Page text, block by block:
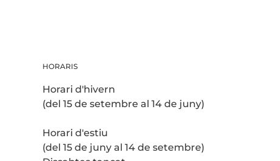
HORARIS
Horari d'hivern
(del 15 de setembre al 14 de juny)
Horari d'estiu
(del 15 de juny al 14 de setembre)